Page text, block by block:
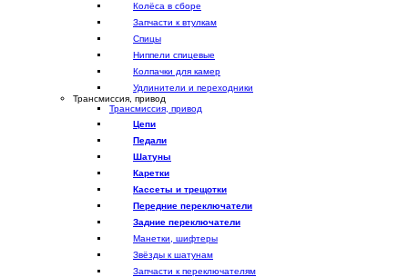
Колёса в сборе
Запчасти к втулкам
Спицы
Ниппели спицевые
Колпачки для камер
Удлинители и переходники
Трансмиссия, привод
Трансмиссия, привод
Цепи
Педали
Шатуны
Каретки
Кассеты и трещотки
Передние переключатели
Задние переключатели
Манетки, шифтеры
Звёзды к шатунам
Запчасти к переключателям